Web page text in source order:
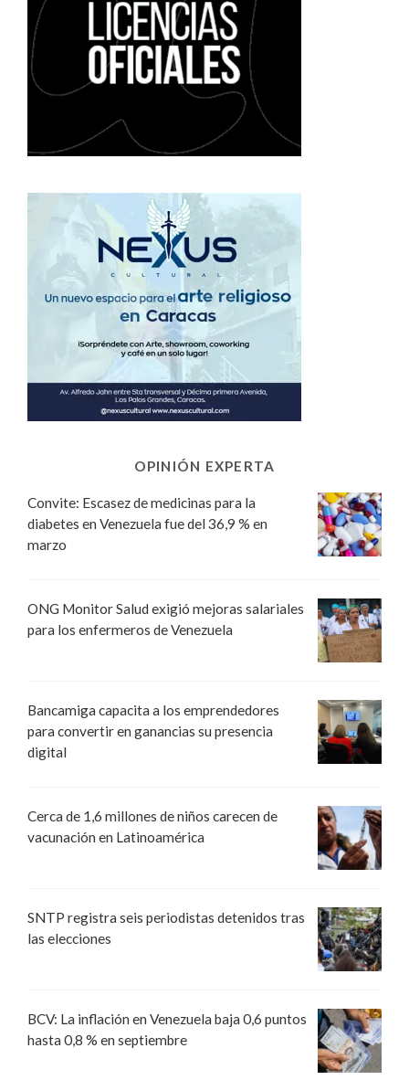
OPINIÓN EXPERTA
Convite: Escasez de medicinas para la
diabetes en Venezuela fue del 36,9 % en
marzo
ONG Monitor Salud exigió mejoras salariales
para los enfermeros de Venezuela
Bancamiga capacita a los emprendedores
para convertir en ganancias su presencia
digital
Cerca de 1,6 millones de niños carecen de
vacunación en Latinoamérica
SNTP registra seis periodistas detenidos tras
las elecciones
BCV: La inflación en Venezuela baja 0,6 puntos
hasta 0,8 % en septiembre